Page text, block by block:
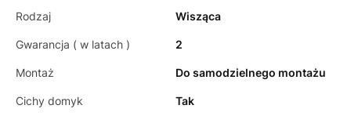
Rodzaj Wisząca
Gwarancja ( w latach ) 2
Montaż Do samodzielnego montażu
Cichy domyk Tak